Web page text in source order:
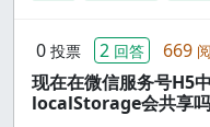
0 投票 2 回答 669
现在在微信服务号H5
localStorage会共享